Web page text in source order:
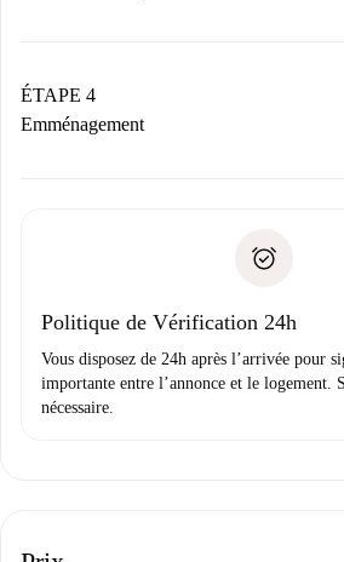
contact avec le propriétaire.
Si refusé : aucun prélèvement et
Justificatif de solvabilité
ÉTAPE 4
Emménagement
uniquement si aucun problème n'est
Politique de Vérification 24h
Vous disposez de 24h après l’arrivée pour
importante entre l’annonce et le logement.
nécessaire.